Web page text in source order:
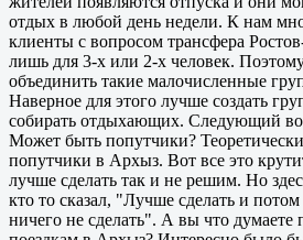
отдых в любой день недели. К нам
клиенты с вопросом трансфера
лишь для 3-х или 2-х человек.
объединить такие малочисленные
Наверное для этого лучше создать
собирать отдыхающих. Следующий
Может быть попутчики? Теоретически
попутчики в Архыз. Вот все это
лучше сделать так и не решим. Но
кто то сказал, "Лучше сделать и
ничего не сделать". А вы что